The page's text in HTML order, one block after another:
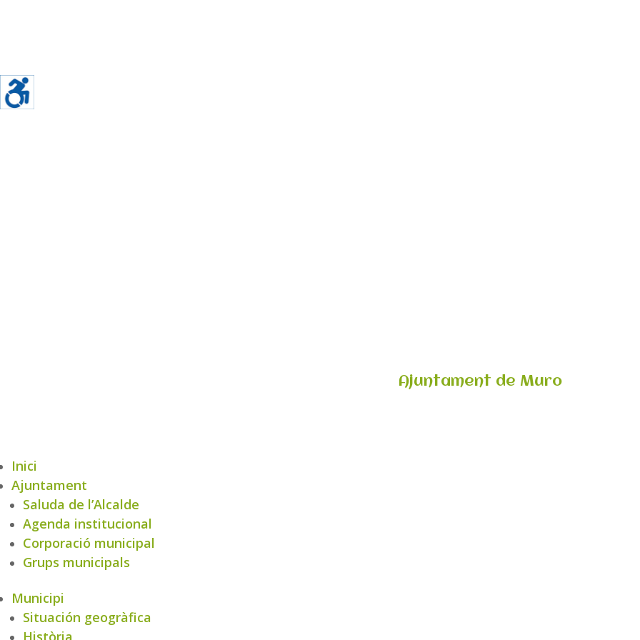
Ajuntament de Muro
Inici
Ajuntament
Saluda de l’Alcalde
Agenda institucional
Corporació municipal
Grups municipals
Municipi
Situación geogràfica
Història